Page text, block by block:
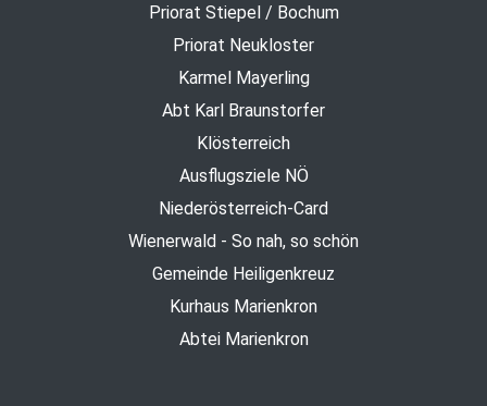
Priorat Stiepel / Bochum
Priorat Neukloster
Karmel Mayerling
Abt Karl Braunstorfer
Klösterreich
Ausflugsziele NÖ
Niederösterreich-Card
Wienerwald - So nah, so schön
Gemeinde Heiligenkreuz
Kurhaus Marienkron
Abtei Marienkron